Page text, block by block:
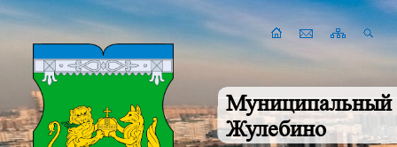
Муниципальный
Жулебино